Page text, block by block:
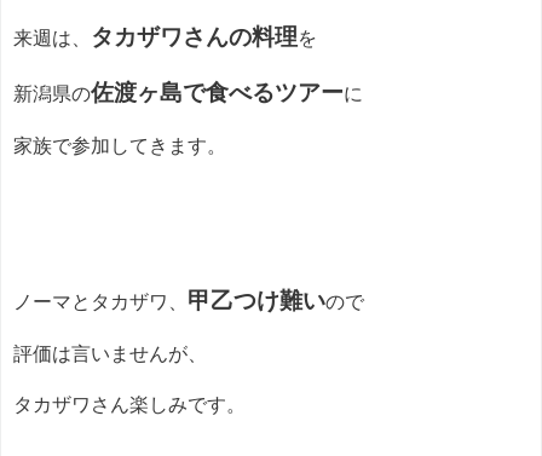
来週は、 タカザワさんの料理を
新潟県の佐渡ヶ島で食べるツアーに
家族で参加してきます。
ノーマとタカザワ、 甲乙つけ難いので
評価は言いませんが、
タカザワさん楽しみです。